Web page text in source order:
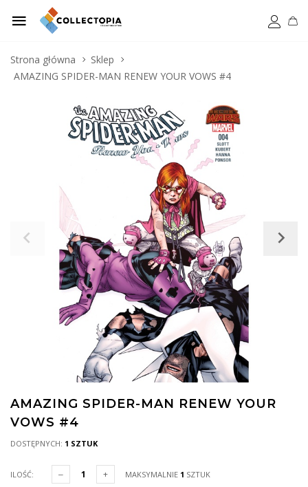
Strona główna
Sklep
AMAZING SPIDER-MAN RENEW YOUR VOWS #4
AMAZING SPIDER-MAN RENEW YOUR
VOWS #4
DOSTĘPNYCH: 1 SZTUK
ILOŚĆ: MAKSYMALNIE 1 SZTUK